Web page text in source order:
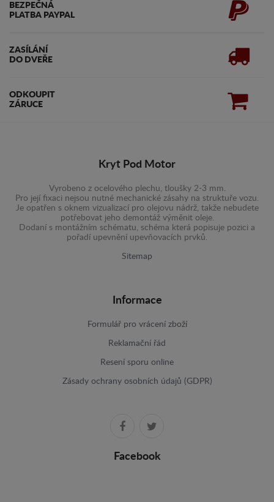
BEZPEČNÁ
PLATBA PAYPAL
ZASÍLÁNÍ
DO DVEŘE
ODKOUPIT
ZÁRUCE
Kryt Pod Motor
Vyrobeno z ocelového plechu, tloušky 2-3 mm.
Pro její fixaci nejsou nutné mechanické zásahy na struktuře vozu.
Je opatřen s oknem vizualizací pro olejovu nádrž, takže nebudete
potřebovat jeho demontáž výměnit oleje.
Dodaní s montážním schématu, schéma která popisuje pozici a
pořadí upevnění upevňovacích prvků.
Sitemap
Informace
Formulář pro vrácení zboží
Reklamační řád
Resení sporu online
Zásady ochrany osobních údajů (GDPR)
Facebook